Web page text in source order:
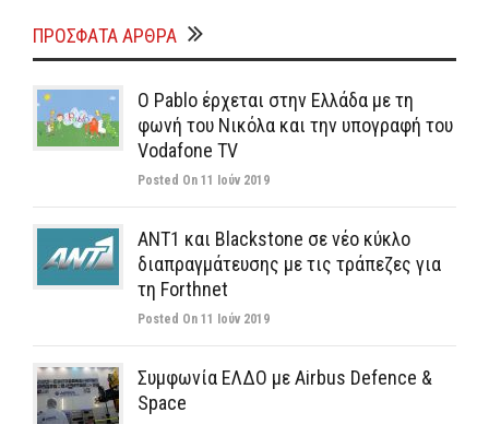
ΠΡΌΣΦΑΤΑ ΆΡΘΡΑ
Ο Pablo έρχεται στην Ελλάδα με τη
φωνή του Νικόλα και την υπογραφή του
Vodafone TV
Posted On 11 Ιούν 2019
ΑΝΤ1 και Blackstone σε νέο κύκλο
διαπραγμάτευσης με τις τράπεζες για
τη Forthnet
Posted On 11 Ιούν 2019
Συμφωνία ΕΛΔΟ με Airbus Defence &
Space